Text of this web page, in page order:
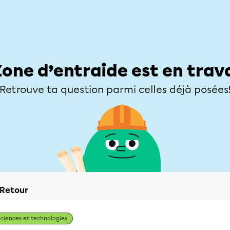
d’entraide est en
Retrouve ta question parmi celles déjà
Retour
et technologies